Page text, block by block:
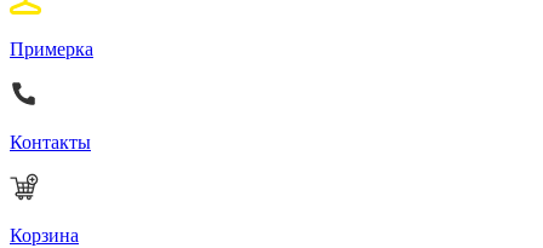
Примерка
Контакты
Корзина